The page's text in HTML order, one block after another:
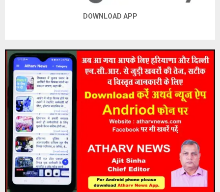
DOWNLOAD APP